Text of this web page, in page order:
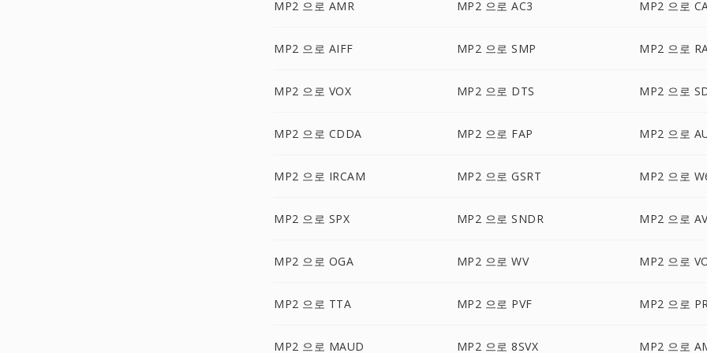
MP2 으로 AMR MP2 으로 AC3 MP2 으로
MP2 으로 AIFF MP2 으로 SMP MP2 으로
MP2 으로 VOX MP2 으로 DTS MP2 으로
MP2 으로 CDDA MP2 으로 FAP MP2 으로
MP2 으로 IRCAM MP2 으로 GSRT MP2 으로
MP2 으로 SPX MP2 으로 SNDR MP2 으로
MP2 으로 OGA MP2 으로 WV MP2 으로
MP2 으로 TTA MP2 으로 PVF MP2 으로
MP2 으로 MAUD MP2 으로 8SVX MP2 으로